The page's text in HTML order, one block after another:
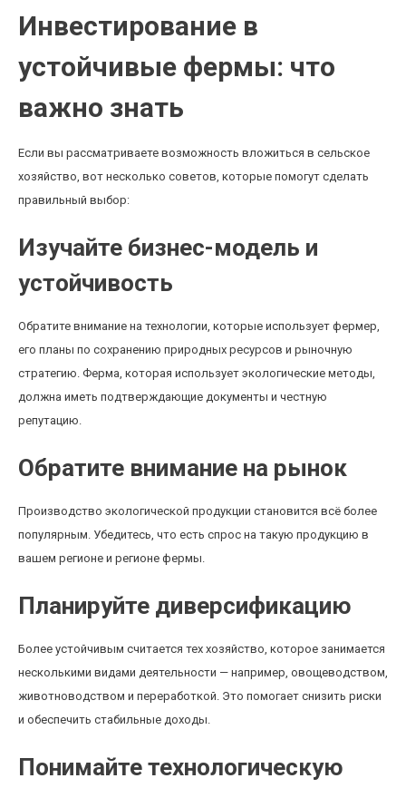
Инвестирование в
устойчивые фермы: что
важно знать
Если вы рассматриваете возможность вложиться в сельское
хозяйство, вот несколько советов, которые помогут сделать
правильный выбор:
Изучайте бизнес-модель и
устойчивость
Обратите внимание на технологии, которые использует фермер,
его планы по сохранению природных ресурсов и рыночную
стратегию. Ферма, которая использует экологические методы,
должна иметь подтверждающие документы и честную
репутацию.
Обратите внимание на рынок
Производство экологической продукции становится всё более
популярным. Убедитесь, что есть спрос на такую продукцию в
вашем регионе и регионе фермы.
Планируйте диверсификацию
Более устойчивым считается тех хозяйство, которое занимается
несколькими видами деятельности — например, овощеводством,
животноводством и переработкой. Это помогает снизить риски
и обеспечить стабильные доходы.
Понимайте технологическую